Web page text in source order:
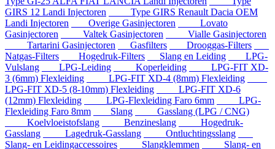
GIRS 12 Landi Injectoren
Type GIRS Renault Dacia OEM
Landi Injectoren
Overige Gasinjectoren
Lovato
Gasinjectoren
Valtek Gasinjectoren
Vialle Gasinjectoren
Tartarini Gasinjectoren
Gasfilters
Drooggas-Filters
Natgas-Filters
Hogedruk-Filters Slang en Leiding
LPG-
Vulslang
LPG-Leiding Koperleiding
LPG-FIT XD-
3 (6mm) Flexleiding
LPG-FIT XD-4 (8mm) Flexleiding
LPG-FIT XD-5 (8-10mm) Flexleiding
LPG-FIT XD-6
(12mm) Flexleiding
LPG-Flexleiding Faro 6mm
LPG-
Flexleiding Faro 8mm
Slang
Gasslang (LPG / CNG)
Koelvloeistofslang
Benzineslang
Hogedruk-
Gasslang
Lagedruk-Gasslang
Ontluchtingsslang
Slang- en Leidingaccessoires
Slangklemmen
Slang- en